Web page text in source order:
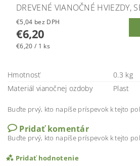
DREVENÉ VIANOČNÉ HVIEZDY,
€5,04 bez DPH
€6,20
€6,20 / 1 ks
Hmotnosť
0.3 kg
Materiál vianočnej ozdoby
Plast
Buďte prvý, kto napíše príspevok k tejto
Pridať komentár
Buďte prvý, kto napíše príspevok k tejto
Pridať hodnotenie